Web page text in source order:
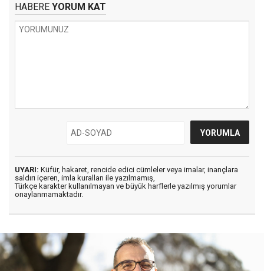
HABERE YORUM KAT
UYARI: Küfür, hakaret, rencide edici cümleler veya imalar, inançlara
saldırı içeren, imla kuralları ile yazılmamış,
Türkçe karakter kullanılmayan ve büyük harflerle yazılmış yorumlar
onaylanmamaktadır.